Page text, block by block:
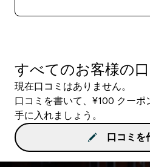
すべてのお客様の口
現在口コミはありません。
口コミを書いて、¥100 クーポ
手に入れましょう。
口コミを